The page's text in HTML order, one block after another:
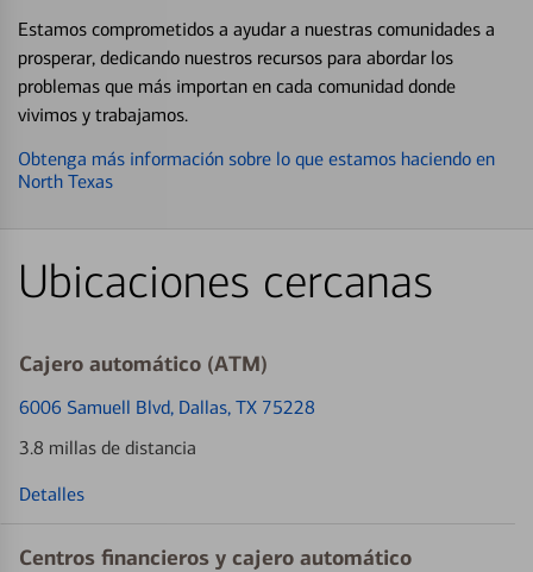
Estamos comprometidos a ayudar a nuestras comunidades a
prosperar, dedicando nuestros recursos para abordar los
problemas que más importan en cada comunidad donde
vivimos y trabajamos.
Obtenga más información sobre lo que estamos haciendo en
North Texas
Ubicaciones cercanas
Cajero automático (ATM)
6006 Samuell Blvd, Dallas, TX 75228
3.8 millas de distancia
Detalles
Centros financieros y cajero automático